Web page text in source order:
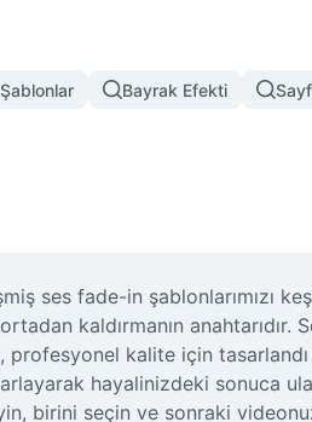
Bayrak Efekti
ses fade-in şablonlarımızı
kaldırmanın
kalite için
hayalinizdeki sonuca
birini seçin ve sonraki